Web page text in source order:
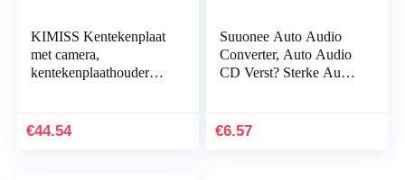
KIMISS Kentekenplaat
met camera,
kentekenplaathouder
waterdicht, met
€44.54
Suuonee Auto Audio
Converter, Auto Audio
CD Verst? Sterke Audio
Converter…
€6.57